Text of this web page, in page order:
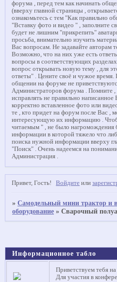
форума , перед тем как начинать
(вверху главной страницы ,
ознакомьтесь с тем "Как правильно
"Вставку фото и видео " , заполните
будет не лишним "прикрепить"
просьба, внимательно изучить
Вас вопросам. Не задавайте авторам
Возможно, что на них уже есть
вопросы в соответствующих
вопрос открывать новую тему , для
ответы" . Цените своё и чужое время.
общении на форуме не
Администраторов форума . Помните ,
исправлять не правильно
корректно вставленное фото или
те , кто придет на форум после Вас ,
интересующую их информацию .
читаемым " , не было нагромождения
информации в которой тяжело что
поиска нужной информации вверху
"Поиск" . Очень надеемся на
Администрация .
Привет, Гость! Войдите или
»Самодельный мини трактор и
оборудование »Сварочный
Информационное табло
Приветствуем тебя
Для участия в